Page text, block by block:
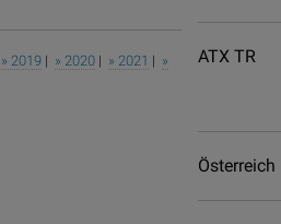
» 2019 | » 2020 | » 2021 | »
ATX TR
Österreich